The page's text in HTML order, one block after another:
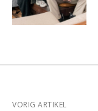
VORIG ARTIKEL